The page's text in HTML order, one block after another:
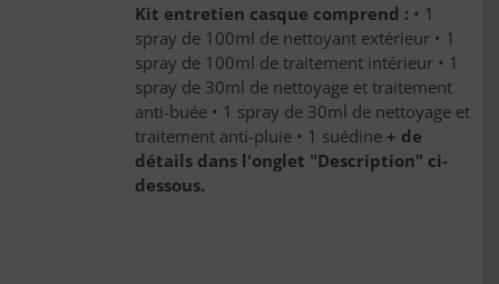
Kit entretien casque comprend : • 1
spray de 100ml de nettoyant extérieur • 1
spray de 100ml de traitement intérieur • 1
spray de 30ml de nettoyage et traitement
anti-buée • 1 spray de 30ml de nettoyage et
traitement anti-pluie • 1 suédine + de
détails dans l'onglet "Description" ci-
dessous.